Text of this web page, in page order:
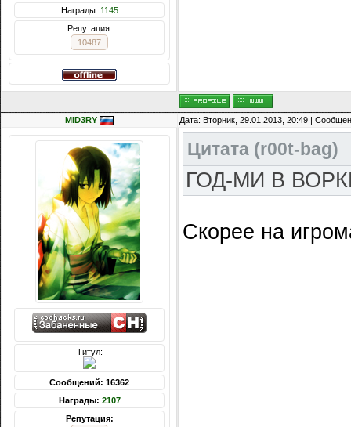
Награды: 1145
Репутация:
10487
MID3RY Дата: Вторник, 29.01.2013, 20:49 |
Титул:
Сообщений: 16362
Награды: 2107
Репутация:
Цитата (r00t-bag)
ГОД-МИ В
Скорее на